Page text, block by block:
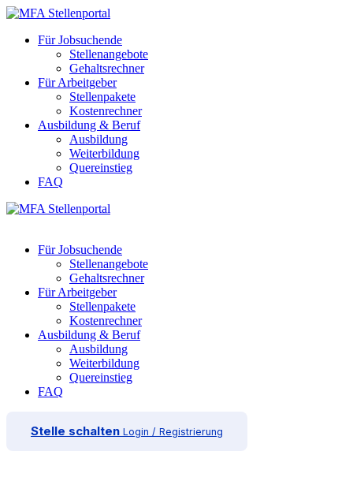
Für Jobsuchende
Stellenangebote
Gehaltsrechner
Für Arbeitgeber
Stellenpakete
Kostenrechner
Ausbildung & Beruf
Ausbildung
Weiterbildung
Quereinstieg
FAQ
Für Jobsuchende
Stellenangebote
Gehaltsrechner
Für Arbeitgeber
Stellenpakete
Kostenrechner
Ausbildung & Beruf
Ausbildung
Weiterbildung
Quereinstieg
FAQ
Stelle schalten Login / Registrierung